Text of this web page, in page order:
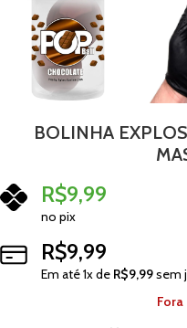
BOLINHA
R$9,99
no pix
R$9,99
Em até1x de R$9,99sem